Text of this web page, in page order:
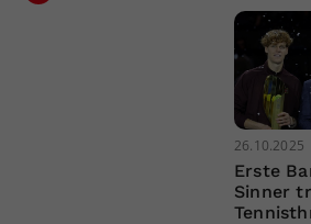
26.10.2025
Erste
Sinner